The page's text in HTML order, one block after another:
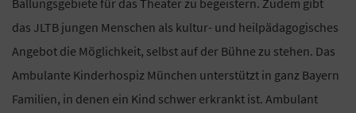
das JLTB jungen Menschen als kultur- und heilpädagogisches
Angebot die Möglichkeit, selbst auf der Bühne zu stehen. Das
Ambulante Kinderhospiz München unterstützt in ganz Bayern
Familien, in denen ein Kind schwer erkrankt ist. Ambulant